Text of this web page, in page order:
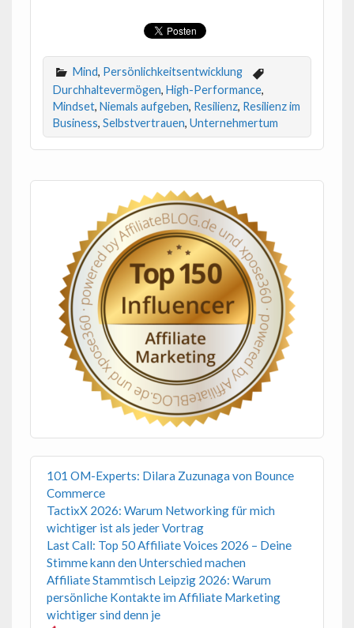
Mind, Persönlichkeitsentwicklung
Durchhaltevermögen, High-Performance,
Mindset, Niemals aufgeben, Resilienz, Resilienz im
Business, Selbstvertrauen, Unternehmertum
101 OM-Experts: Dilara Zuzunaga von Bounce
Commerce
TactixX 2026: Warum Networking für mich
wichtiger ist als jeder Vortrag
Last Call: Top 50 Affiliate Voices 2026 – Deine
Stimme kann den Unterschied machen
Affiliate Stammtisch Leipzig 2026: Warum
persönliche Kontakte im Affiliate Marketing
wichtiger sind denn je